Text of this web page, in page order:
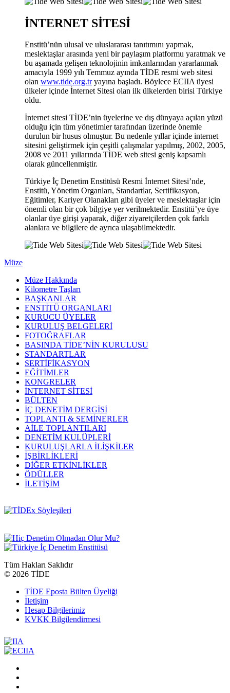
İNTERNET SİTESİ
Enstitü’nün ulusal ve uluslararası tanıtımını yapmak,
meslektaşlar arasında yeni bir paylaşım platformu yaratmak ve
bu aşamada gelişen teknolojinin imkanlarından yararlanmak
amacıyla 1999 yılı Temmuz ayında TİDE resmi web sitesi
olan www.tide.org.tryayına başladı. Böylece ECIIA üyesi
ülkeler içinde İnternet Sitesi olan ilk ülkelerden birisi Türkiye
oldu.
İnternet sitesi TİDE’nin üyelerine ve dış dünyaya açılan yüzü
olduğu için tüm yönetimler tarafından üzerinde önemle
durulun bir husus olmuştur. Bu nedenle yıllar içinde internet
sitesini geliştirmek için çeşitli çalışmalar yapılmış, 2002, 2005,
2008 ve 2011 yıllarında TİDE web sitesi geniş kapsamlı
olarak güncellenmiştir.
Türkiye İç Denetim Enstitüsü Resmi İnternet Sitesi’nde,
Enstitü, Yönetim Organları, Standartlar, Sertifikasyon,
Eğitimler, Kariyer Olanakları gibi üyeler ve meslektaşlar için
önemli olan bir çok bilgiye yer verilmektedir. Enstitü’ye üye
olanlar üye girişi yaparak, diğer ziyaretçilerden çok farklı
alanlara ve bilgilere de ayrıca ulaşabilmektedir.
Müze
Müze Hakkında
Kilometre Taşları
BAŞKANLAR
ENSTİTÜ ORGANLARI
KURUCU ÜYELER
KURULUŞ BELGELERİ
FOTOĞRAFLAR
BASINDA TİDE’NİN KURULUŞU
STANDARTLAR
SERTİFİKASYON
EĞİTİMLER
KONGRELER
İNTERNET SİTESİ
BÜLTEN
İÇ DENETİM DERGİSİ
TOPLANTI & SEMİNERLER
AİLE TOPLANTILARI
DENETİM KULÜPLERİ
KURULUŞLARLA İLİŞKİLER
İŞBİRLİKLERİ
DİĞER ETKİNLİKLER
ÖDÜLLER
İLETİŞİM
Tüm Hakları Saklıdır
© 2026 TİDE
TİDE Eposta Bülten Üyeliği
İletişim
Hesap Bilgilerimiz
KVKK Bilgilendirmesi